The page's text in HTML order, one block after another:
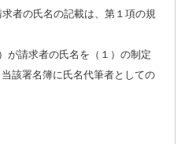
者の氏名の記載は、第１項の規
が請求者の氏名を（１）の制定
該署名簿に氏名代筆者としての